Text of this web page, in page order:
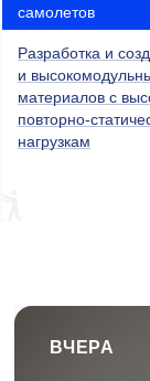
самолетов
Разработка и
и
материалов с
повторно-
нагрузкам
ВЧЕРА